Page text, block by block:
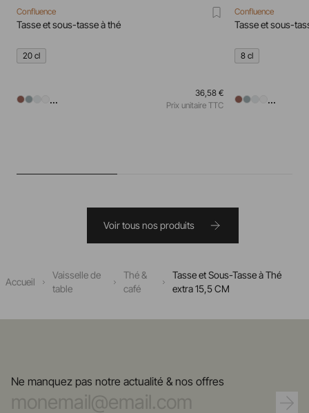
Confluence
Tasse et sous-tasse à thé
20 cl
...
36,58 €
Prix unitaire TTC
Confluence
Tasse et sous-
8 cl
...
Voir tous nos produits
Accueil
Vaisselle de
table
Thé &
café
Tasse et Sous-Tasse à Thé
extra 15,5 CM
Ne manquez pas notre actualité & nos offres